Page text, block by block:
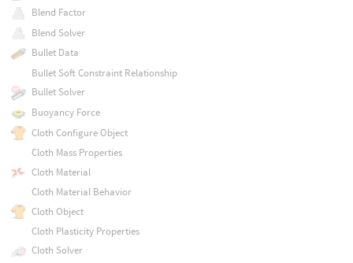
Blend Factor
Blend Solver
Bullet Data
Bullet Soft Constraint Relationship
Bullet Solver
Buoyancy Force
Cloth Configure Object
Cloth Mass Properties
Cloth Material
Cloth Material Behavior
Cloth Object
Cloth Plasticity Properties
Cloth Solver